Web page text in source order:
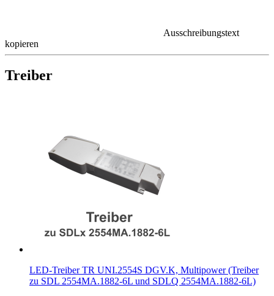
Ausschreibungstext
kopieren
Treiber
LED-Treiber TR UNI.2554S DGV.K, Multipower (Treiber
zu SDL 2554MA.1882-6L und SDLQ 2554MA.1882-6L)